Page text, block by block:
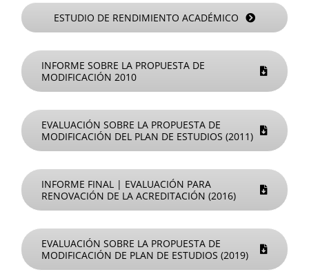
ESTUDIO DE RENDIMIENTO ACADÉMICO
INFORME SOBRE LA PROPUESTA DE
MODIFICACIÓN 2010
EVALUACIÓN SOBRE LA PROPUESTA DE
MODIFICACIÓN DEL PLAN DE ESTUDIOS (2011)
INFORME FINAL | EVALUACIÓN PARA
RENOVACIÓN DE LA ACREDITACIÓN (2016)
EVALUACIÓN SOBRE LA PROPUESTA DE
MODIFICACIÓN DE PLAN DE ESTUDIOS (2019)